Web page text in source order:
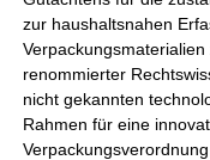
zur haushaltsnahen
renommierter
nicht gekannten
Rahmen für eine